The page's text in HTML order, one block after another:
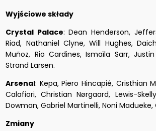
Wyjściowe składy
Crystal Palace: Dean Henderson,
Riad, Nathaniel Clyne, Will Hughes,
Muñoz, Rio Cardines, Ismaïla Sarr,
Strand Larsen.
Arsenal: Kepa, Piero Hincapié, Cristhian
Calafiori, Christian Nørgaard, Lewis-
Dowman, Gabriel Martinelli, Noni Madueke,
Zmiany